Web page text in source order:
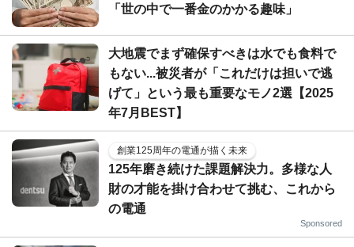
「世の中で一番金のかかる趣味」
大地震でまず確保すべきは水でも食料で
もない...被災者が「これだけは担いで逃
げて」という最も重要なモノ2選【2025
年7月BEST】
創業125周年の電通が描く未来
125年磨き続けた課題解決力。多様な人
財の才能を掛け合わせて挑む、これから
の電通
Sponsored